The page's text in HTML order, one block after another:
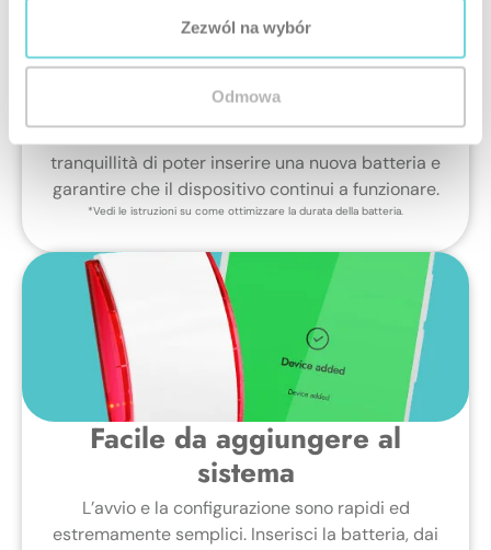
Zezwól na wybór
Odmowa
Batteria ad alta prestazione
La durata della batteria è di circa 8 anni*. Il suo
stato viene costantemente monitorato dal
sistema e l’app ti avviserà in anticipo quando sarà
tranquillità di poter inserire una nuova batteria e
garantire che il dispositivo continui a funzionare.
*Vedi le istruzioni su come ottimizzare la durata della batteria.
Facile da aggiungere al
sistema
L’avvio e la configurazione sono rapidi ed
estremamente semplici. Inserisci la batteria, dai